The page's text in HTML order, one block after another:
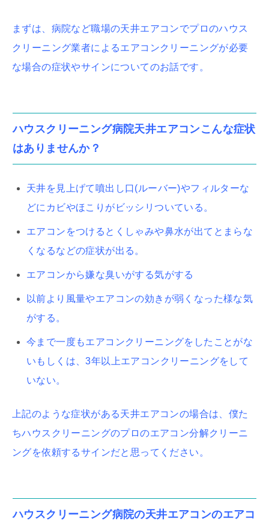
まずは、病院など職場の天井エアコンでプロのハウス
クリーニング業者によるエアコンクリーニングが必要
な場合の症状やサインについてのお話です。
ハウスクリーニング病院天井エアコンこんな症状
はありませんか？
天井を見上げて噴出し口(ルーバー)やフィルターな
どにカビやほこりがビッシリついている。
エアコンをつけるとくしゃみや鼻水が出てとまらな
くなるなどの症状が出る。
エアコンから嫌な臭いがする気がする
以前より風量やエアコンの効きが弱くなった様な気
がする。
今まで一度もエアコンクリーニングをしたことがな
いもしくは、3年以上エアコンクリーニングをして
いない。
上記のような症状がある天井エアコンの場合は、僕た
ちハウスクリーニングのプロのエアコン分解クリーニ
ングを依頼するサインだと思ってください。
ハウスクリーニング病院の天井エアコンのエアコ